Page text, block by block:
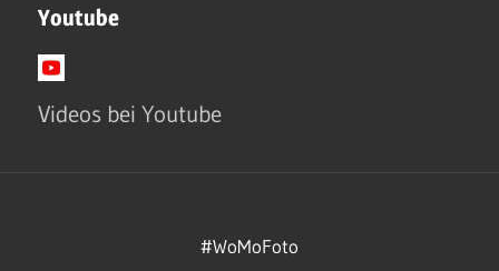
Youtube
Videos bei Youtube
#WoMoFoto